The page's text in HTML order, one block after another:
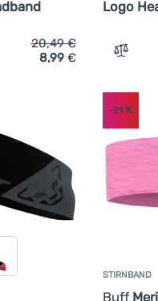
'Stirnband Dare 2b
20,49€
8,99 €
Logo
Zum
Kundenbewertung
STIRNBAND
Buff
-21 %